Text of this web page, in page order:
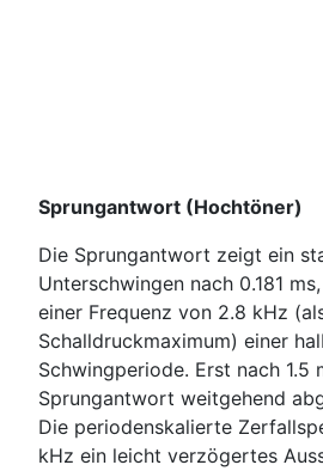
Sprungantwort (Hochtöner)
Die Sprungantwort zeigt ein
Unterschwingen nach 0.181
einer Frequenz von 2.8 kHz
Schalldruckmaximum) einer
Schwingperiode. Erst nach 1.5
Sprungantwort weitgehend
Die periodenskalierte
kHz ein leicht verzögertes